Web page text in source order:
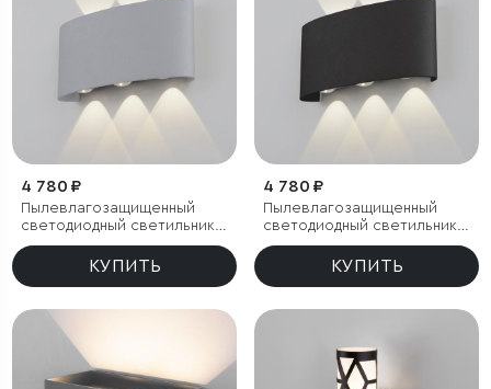
4 780 ₽
Пылевлагозащищенный
светодиодный светильник
Twinky Trio серый IP54
КУПИТЬ
4 780 ₽
Пылевлагозащищенный
светодиодный светильник
Twinky Trio чёрный IP54
КУПИТЬ